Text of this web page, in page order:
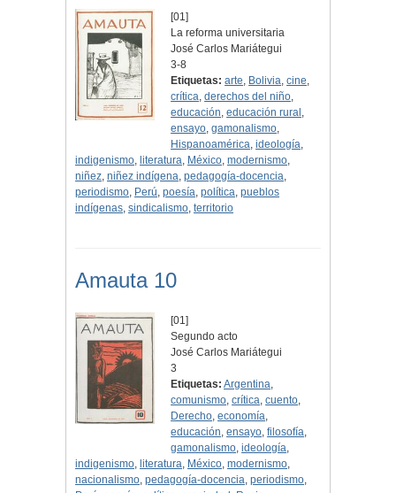
[01]
La reforma universitaria
José Carlos Mariátegui
3-8
Etiquetas: arte, Bolivia,cine,
crítica,derechos del niño,
educación,educación rural ,
ensayo,gamonalismo,
Hispanoamérica,ideología,
indigenismo, literatura, México, modernismo,
niñez, niñez indígena, pedagogía-docencia,
periodismo, Perú, poesía, política, pueblos
indígenas, sindicalismo, territorio
Amauta 10
[01]
Segundo acto
José Carlos Mariátegui
3
Etiquetas: Argentina,
comunismo,crítica,cuento,
Derecho,economía,
educación,ensayo,filosofía,
gamonalismo,ideología,
indigenismo, literatura, México, modernismo,
nacionalismo, pedagogía-docencia, periodismo,